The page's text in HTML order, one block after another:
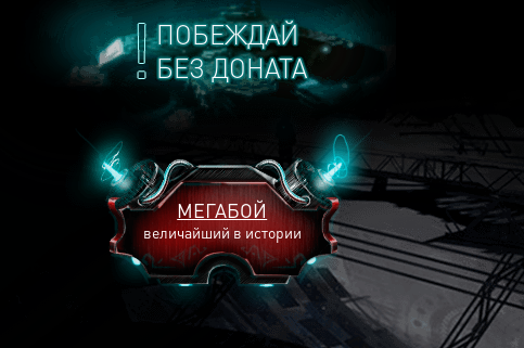
ПОБЕЖДАЙ
БЕЗ ДОНАТА
МЕГАБОЙ
величайший в истории